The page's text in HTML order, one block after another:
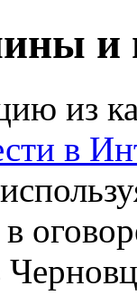
и
из
в